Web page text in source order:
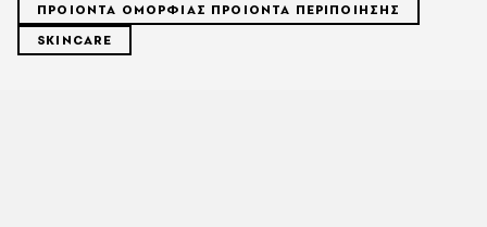
ΠΡΟΙΟΝΤΑ ΟΜΟΡΦΙΑΣ ΠΡΟΙΟΝΤΑ ΠΕΡΙΠΟΙΗΣΗΣ
SKINCARE